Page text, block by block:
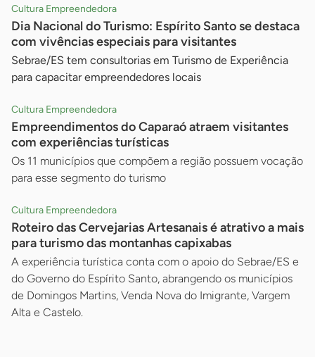
Cultura Empreendedora
Dia Nacional do Turismo: Espírito Santo se destaca
com vivências especiais para visitantes
Sebrae/ES tem consultorias em Turismo de Experiência
para capacitar empreendedores locais
Cultura Empreendedora
Empreendimentos do Caparaó atraem visitantes
com experiências turísticas
Os 11 municípios que compõem a região possuem vocação
para esse segmento do turismo
Cultura Empreendedora
Roteiro das Cervejarias Artesanais é atrativo a mais
para turismo das montanhas capixabas
A experiência turística conta com o apoio do Sebrae/ES e
do Governo do Espírito Santo, abrangendo os municípios
de Domingos Martins, Venda Nova do Imigrante, Vargem
Alta e Castelo.